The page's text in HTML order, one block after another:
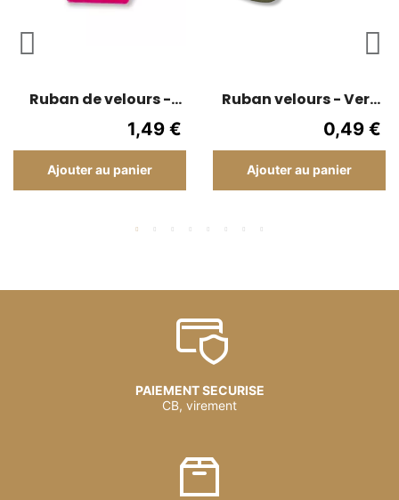
Ruban de velours -
Fushia - 5 cm de large
1,49 €
Ajouter au panier
Ruban velours - Vert
kaki - 1 cm
0,49 €
Ajouter au panier
PAIEMENT SECURISE
CB, virement